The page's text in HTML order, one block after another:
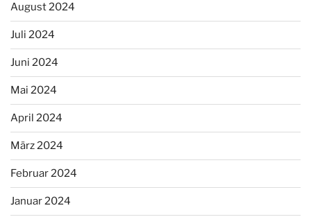
August 2024
Juli 2024
Juni 2024
Mai 2024
April 2024
März 2024
Februar 2024
Januar 2024